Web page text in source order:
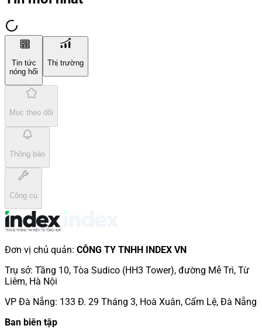
Tin tức
nóng hổi
Thị trường
Mục theo dõi
Thông báo
Công cụ
Đơn vị chủ quản: CÔNG TY TNHH INDEX VN
Trụ sở: Tầng 10, Tòa Sudico (HH3 Tower), đường Mễ Trì, Từ
Liêm, Hà Nội
VP Đà Nẵng: 133 Đ. 29 Tháng 3, Hoà Xuân, Cẩm Lệ, Đà Nẵng
Ban biên tập